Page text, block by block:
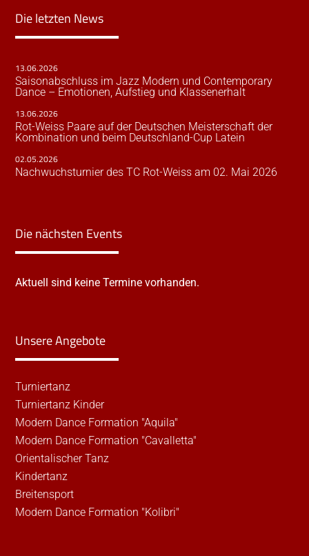
Die letzten News
13.06.2026
Saisonabschluss im Jazz Modern und Contemporary
Dance – Emotionen, Aufstieg und Klassenerhalt
13.06.2026
Rot-Weiss Paare auf der Deutschen Meisterschaft der
Kombination und beim Deutschland-Cup Latein
02.05.2026
Nachwuchsturnier des TC Rot-Weiss am 02. Mai 2026
Die nächsten Events
Aktuell sind keine Termine vorhanden.
Unsere Angebote
Turniertanz
Turniertanz Kinder
Modern Dance Formation "Aquila"
Modern Dance Formation "Cavalletta"
Orientalischer Tanz
Kindertanz
Breitensport
Modern Dance Formation "Kolibri"